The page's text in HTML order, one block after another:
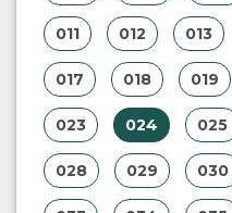
011 012 013
017 018 019
023 024 025
028 029 030